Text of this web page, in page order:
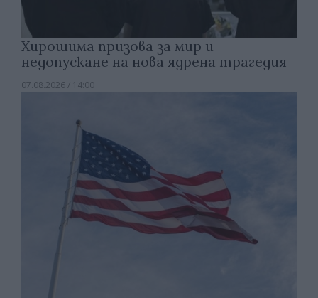
Хирошима призова за мир и
недопускане на нова ядрена трагедия
07.08.2026 / 14:00